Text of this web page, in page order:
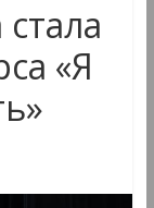
«Я